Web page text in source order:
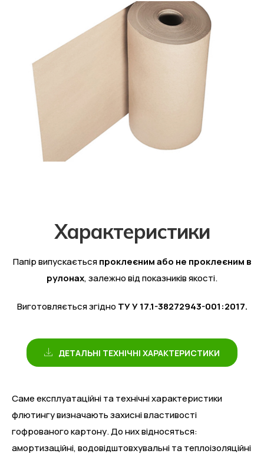
Характеристики
Папір випускаєтьсяпроклеєним або не проклеєним в
рулонах, залежно від показників якості.
Виготовляється згідно ТУ У 17.1-38272943-001:2017.
ДЕТАЛЬНІ ТЕХНІЧНІ ХАРАКТЕРИСТИКИ
Саме експлуатаційні та технічні характеристики
флютингу визначають захисні властивості
гофрованого картону. До них відносяться:
амортизаційні, водовідштовхувальні та теплоізоляційні